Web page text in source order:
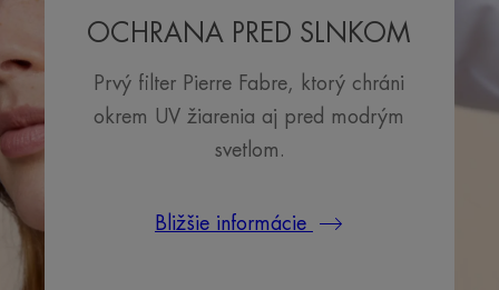
OCHRANA PRED SLNKOM
Prvý filter Pierre Fabre, ktorý chráni
okrem UV žiarenia aj pred modrým
svetlom.
Bližšie informácie